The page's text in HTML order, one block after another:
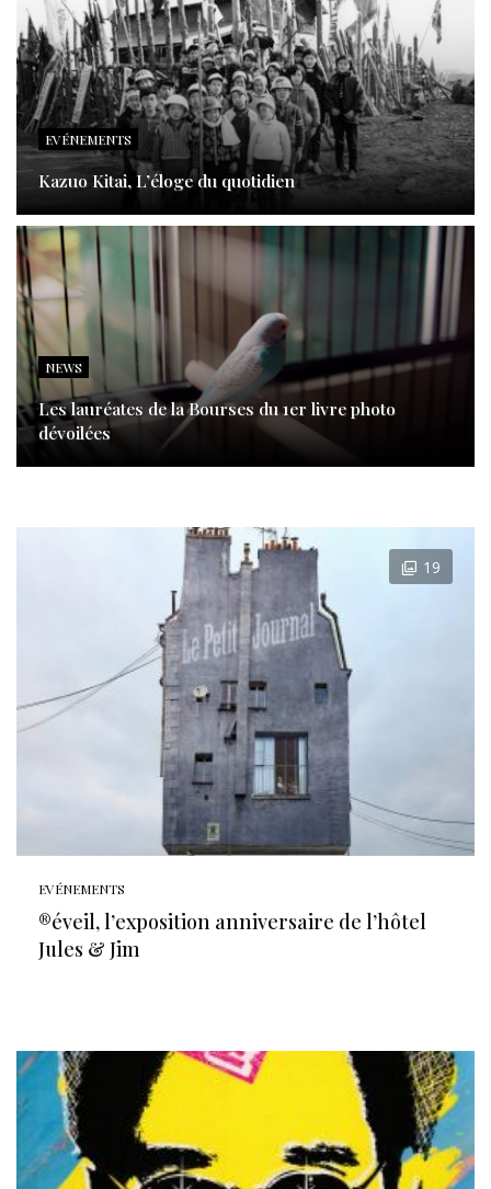
EVÉNEMENTS
Kazuo Kitai, L’éloge du quotidien
NEWS
Les lauréates de la Bourses du 1er livre photo
dévoilées
19
EVÉNEMENTS
®éveil, l’exposition anniversaire de l’hôtel
Jules & Jim